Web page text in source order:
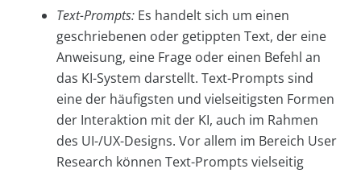
Text-Prompts: Es handelt sich um einen
geschriebenen oder getippten Text, der eine
Anweisung, eine Frage oder einen Befehl an
das KI-System darstellt. Text-Prompts sind
eine der häufigsten und vielseitigsten Formen
der Interaktion mit der KI, auch im Rahmen
des UI-/UX-Designs. Vor allem im Bereich User
Research können Text-Prompts vielseitig